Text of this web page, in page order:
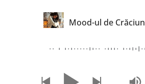
Mood-ul de Crăciun